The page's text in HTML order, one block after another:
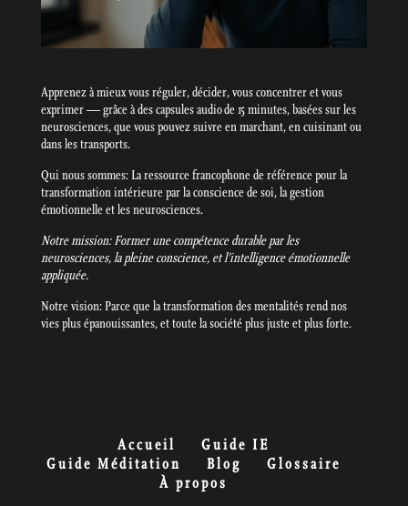
Apprenez à mieux vous réguler, décider, vous concentrer et vous
exprimer — grâce à des capsules audio de 15 minutes, basées sur les
neurosciences, que vous pouvez suivre en marchant, en cuisinant ou
dans les transports.
Qui nous sommes: La ressource francophone de référence pour la
transformation intérieure par la conscience de soi, la gestion
émotionnelle et les neurosciences.
Notre mission: Former une compétence durable par les
neurosciences, la pleine conscience, et l’intelligence émotionnelle
appliquée.
Notre vision: Parce que la transformation des mentalités rend nos
vies plus épanouissantes, et toute la société plus juste et plus forte.
Accueil
Guide IE
Guide Méditation
Blog
Glossaire
À propos